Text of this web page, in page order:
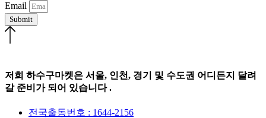
Email
Submit
저희 하수구마켓은 서울, 인천, 경기 및 수도권 어디든지 달려
갈 준비가 되어 있습니다 .
전국출동번호 : 1644-2156